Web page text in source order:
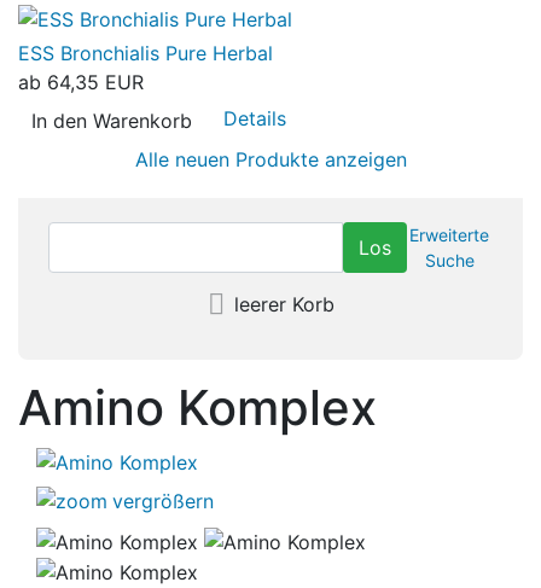
ESS Bronchialis Pure Herbal
ab 64,35 EUR
In den Warenkorb
Details
Alle neuen Produkte anzeigen
Erweiterte
Suche
leerer Korb
Amino Komplex
vergrößern